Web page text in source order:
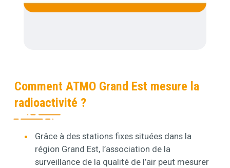
Comment ATMO Grand Est mesure la
radioactivité ?
ContenuGrâce à des stations fixes situées dans la
région Grand Est, l’association de la
surveillance de la qualité de l’air peut mesurer